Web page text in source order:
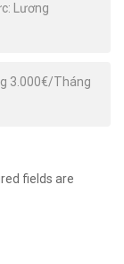
Lương
3.000€/Tháng
fields are